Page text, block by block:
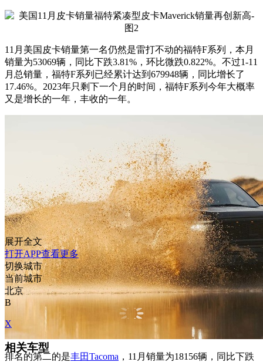
11月美国皮卡销量第一名仍然是雷打不动的福特F系列，本月
销量为53069辆，同比下跌3.81%，环比微跌0.822%。不过1-11
月总销量，福特F系列已经累计达到679948辆，同比增长了
17.46%。2023年只剩下一个月的时间，福特F系列今年大概率
又是增长的一年，丰收的一年。
排名的第二的是丰田Tacoma ，11月销量为18156辆，同比下跌
展开全文
打开APP查看更多
切换城市
当前城市
北京
B
X
相关车型